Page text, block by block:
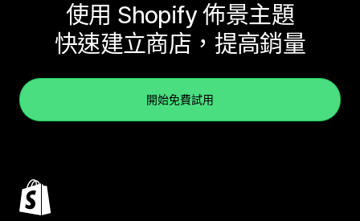
使用 Shopify 佈景主題
快速建立商店，提高銷量
開始免費試用